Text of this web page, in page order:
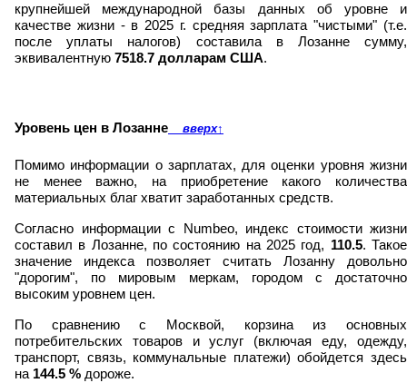
крупнейшей международной базы данных об уровне и
качестве жизни - в 2025 г. средняя зарплата "чистыми" (т.е.
после уплаты налогов) составила в Лозанне сумму,
эквивалентную 7518.7 долларам США.
Уровень цен в Лозанне вверх↑
Помимо информации о зарплатах, для оценки уровня жизни
не менее важно, на приобретение какого количества
материальных благ хватит заработанных средств.
Согласно информации с Numbeo, индекс стоимости жизни
составил в Лозанне, по состоянию на 2025 год, 110.5. Такое
значение индекса позволяет считать Лозанну довольно
"дорогим", по мировым меркам, городом с достаточно
высоким уровнем цен.
По сравнению с Москвой, корзина из основных
потребительских товаров и услуг (включая еду, одежду,
транспорт, связь, коммунальные платежи) обойдется здесь
на 144.5 % дороже.